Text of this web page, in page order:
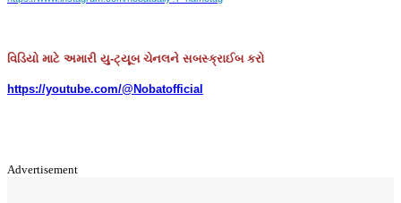
વિડિયો માટે અમારી યુ-ટ્યૂબ ચેનલને સબસ્ક્રાઈબ કરો
https://youtube.com/@Nobatofficial
Advertisement